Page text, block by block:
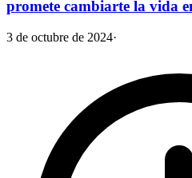
promete cambiarte la vida
3 de octubre de 2024·